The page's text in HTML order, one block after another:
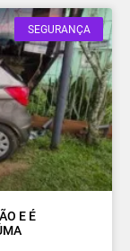
SEGURANÇA
E É